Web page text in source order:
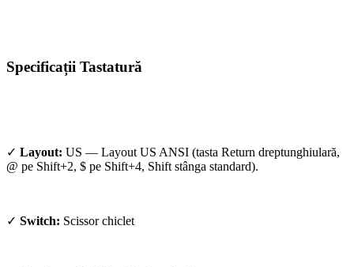
Specificații Tastatură
✓ Layout: US — Layout US ANSI (tasta Return dreptunghiulară,
@ pe Shift+2, $ pe Shift+4, Shift stânga standard).
✓ Switch: Scissor chiclet